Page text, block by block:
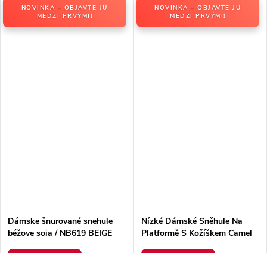
NOVINKA – OBJAVTE JU
MEDZI PRVÝMI!
Dámske šnurované snehule
béžove soia / NB619 BEIGE
NOVINKA – OBJAVTE JU
MEDZI PRVÝMI!
Nízké Dámské Sněhule Na
Platformě S Kožíškem Camel